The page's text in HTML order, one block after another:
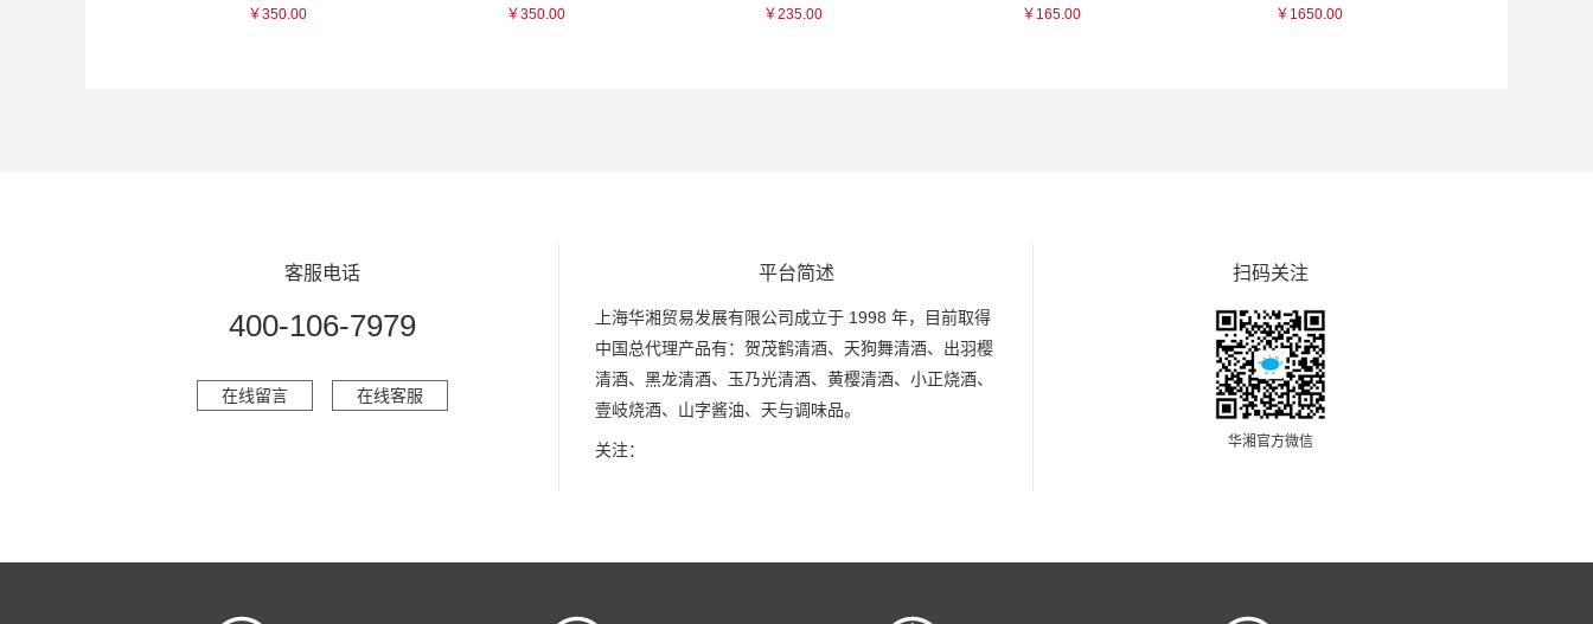
￥350.00 ￥350.00 ￥235.00 ￥165.00 ￥1650.00
客服电话
400-106-7979
在线留言 在线客服
平台简述
上海华湘贸易发展有限公司成立于 1998 年，目前取得
中国总代理产品有：贺茂鹤清酒、天狗舞清酒、出羽樱
清酒、黑龙清酒、玉乃光清酒、黄樱清酒、小正烧酒、
壹岐烧酒、山字酱油、天与调味品。
关注：
扫码关注
华湘官方微信